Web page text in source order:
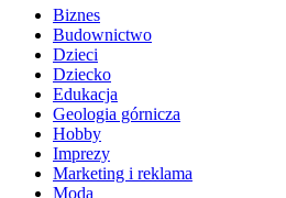
Biznes
Budownictwo
Dzieci
Dziecko
Edukacja
Geologia górnicza
Hobby
Imprezy
Marketing i reklama
Moda